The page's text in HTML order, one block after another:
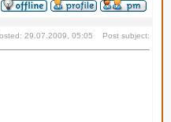
29.07.2009, 05:05 Post subject: